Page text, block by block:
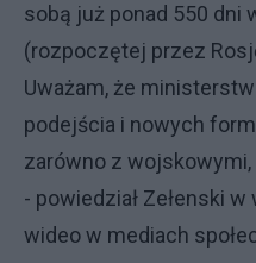
sobą już ponad 550 dni
(rozpoczętej przez
Uważam, że
podejścia i nowych
zarówno z
- powiedział Zełenski
wideo w mediach